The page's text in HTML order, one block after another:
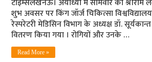
टाइम्सलखनऊ। अयोध्या में सोमवार को श्रीराम
शुभ अवसर पर किंग जॉर्ज चिकित्सा
रेस्परेटरी मेडिसिन विभाग के अध्यक्ष डॉ.
वितरण किया गया । रोगियों और उनके …
Read More »